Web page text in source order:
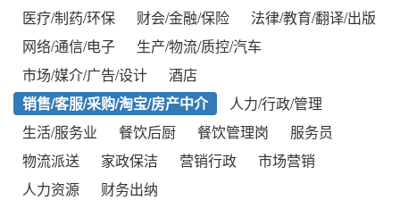
医疗/制药/环保
财会/金融/保险
法律/教育/翻译/出版
网络/通信/电子
生产/物流/质控/汽车
市场/媒介/广告/设计
酒店
销售/客服/采购/淘宝/房产中介
人力/行政/管理
生活/服务业
餐饮后厨 餐饮管理岗
服务员
物流派送
家政保洁 营销行政
市场营销
人力资源
财务出纳